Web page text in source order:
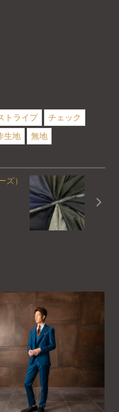
トライプ
チェック
生地 無地
ズ）